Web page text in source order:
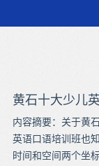
黄石十大少儿
内容摘要：关于黄
英语口语培训班也
时间和空间两个坐